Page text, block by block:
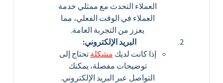
العملاء التحدث مع ممثلي خدمة
العملاء في الوقت الفعلي، مما
يعزز من التجربة العامة.
البريد الإلكتروني:
إذا كانت لديكمشكلةتحتاج إلى
توضيحات مفصلة، يمكنك
التواصل عبر البريد الإلكتروني.